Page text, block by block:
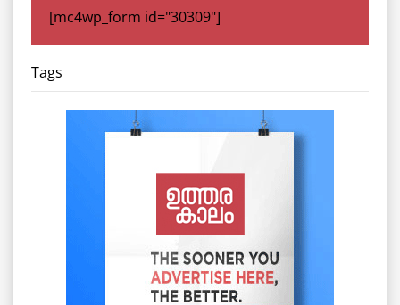
[mc4wp_form id="30309"]
Tags